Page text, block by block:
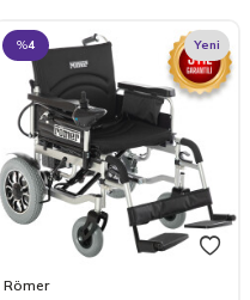
%4 Yeni
Römer